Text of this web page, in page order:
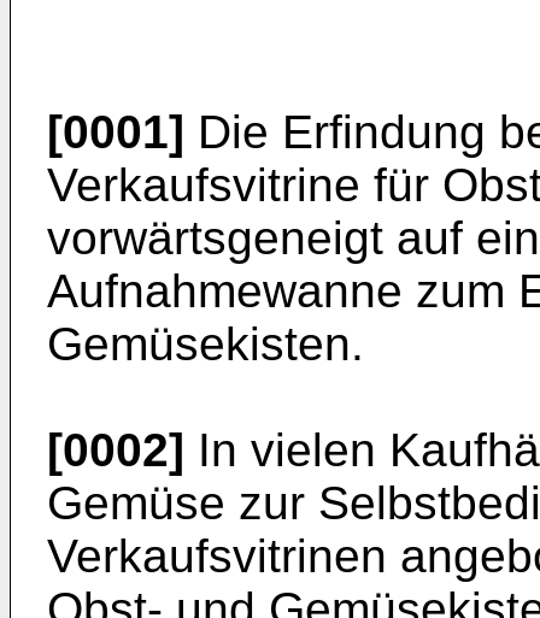
[0001] Die Erfindung
Verkaufsvitrine für
vorwärtsgeneigt auf
Aufnahmewanne zum
Gemüsekisten.
[0002] In vielen
Gemüse zur
Verkaufsvitrinen